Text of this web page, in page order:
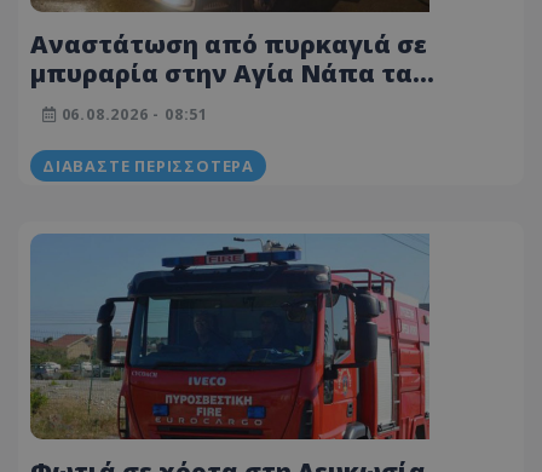
Αναστάτωση από πυρκαγιά σε
μπυραρία στην Αγία Νάπα τα
ξημερώματα - Την έσβησαν οι
ιδιοκτήτες πριν φτάσει η
Πυροσβεστική
06.08.2026 - 08:51
ΔΙΑΒΆΣΤΕ ΠΕΡΙΣΣΌΤΕΡΑ